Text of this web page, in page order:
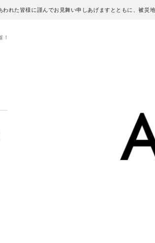
れた皆様に謹んでお見舞い申しあげますとともに、被災
！